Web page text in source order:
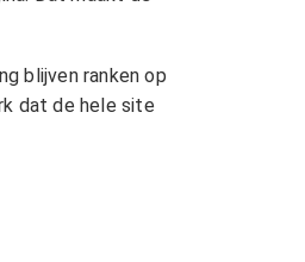
blijven ranken op
dat de hele site